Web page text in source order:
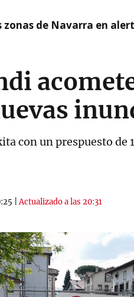
zonas de Navarra en
con un prespuesto
|Actualizado a las 20:31